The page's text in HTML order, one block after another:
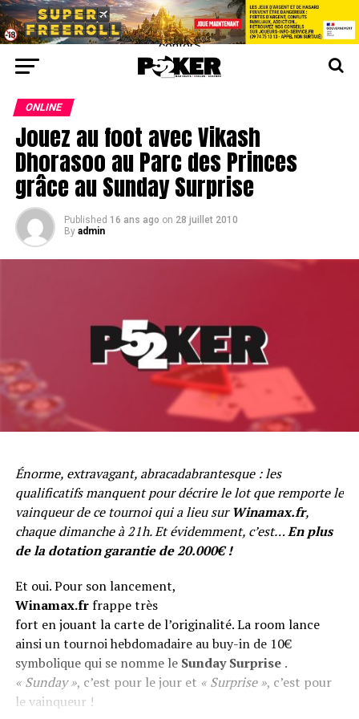
center>
ONLINE
Jouez au foot avec Vikash
Dhorasoo au Parc des Princes
grâce au Sunday Surprise
Published 16 ans ago on 28 juillet 2010
By admin
Énorme, extravagant, abracadabrantesque : les
qualificatifs manquent pour décrire le lot que remporte le
vainqueur de ce tournoi qui a lieu surWinamax.fr,
chaque dimanche à 21h. Et évidemment, c’est…En plus
de la dotation garantie de 20.000€ !
Et oui. Pour son lancement,
Winamax.frfrappe très
fort en jouant la carte de l’originalité. La room lance
ainsi un tournoi hebdomadaire au buy-in de 10€
symbolique qui se nomme le Sunday Surprise .
« Sunday », c’est pour le jour et « Surprise », c’est pour
le vainqueur !